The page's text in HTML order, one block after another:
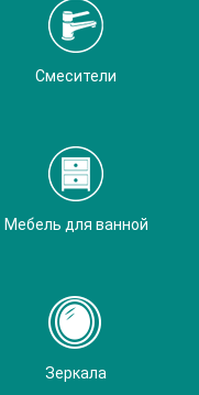
Смесители
Мебель для ванной
Зеркала